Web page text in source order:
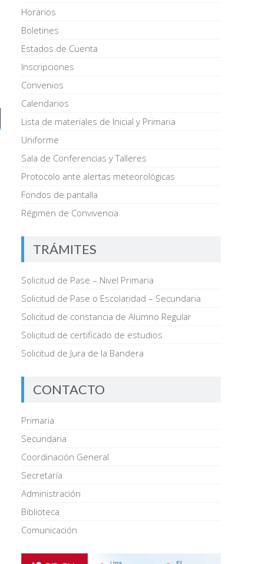
Horarios
Boletines
Estados de Cuenta
Inscripciones
Convenios
Calendarios
Lista de materiales de Inicial y Primaria
Uniforme
Sala de Conferencias y Talleres
Protocolo ante alertas meteorológicas
Fondos de pantalla
Régimen de Convivencia
TRÁMITES
Solicitud de Pase – Nivel Primaria
Solicitud de Pase o Escolaridad – Secundaria
Solicitud de constancia de Alumno Regular
Solicitud de certificado de estudios
Solicitud de Jura de la Bandera
CONTACTO
Primaria
Secundaria
Coordinación General
Secretaría
Administración
Biblioteca
Comunicación